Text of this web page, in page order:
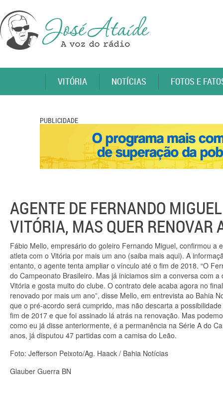
VITÓRIA NOTÍCIAS FOTOS E
PUBLICIDADE
AGENTE DE FERNANDO
VITÓRIA, MAS QUER RENOVAR
Fábio Mello, empresário do goleiro Fernando Miguel, confirmou
atleta com o Vitória por mais um ano (saiba mais aqui). A
entanto, o agente tenta ampliar o vínculo até o fim de 2018. “O
do Campeonato Brasileiro. Mas já iniciamos sim a conversa com
Vitória e gosta muito do clube. O contrato dele acaba agora no
renovado por mais um ano”, disse Mello, em entrevista ao Bahia
que o pré-acordo será cumprido, mas não descarta a
fim de 2017 e que foi assinado lá atrás na renovação. Mas
como eu já disse anteriormente, é a permanência na Série A do
anos, já disputou 47 partidas com a camisa do Leão.
Foto: Jefferson Peixoto/Ag. Haack / Bahia Notícias
Glauber Guerra BN